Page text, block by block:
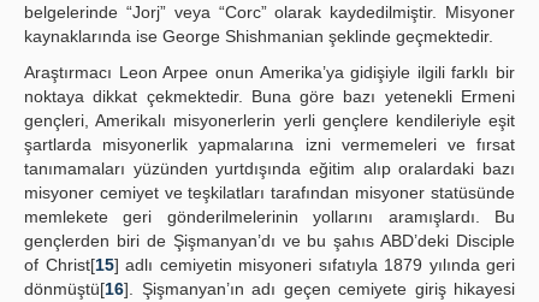
belgelerinde “Jorj” veya “Corc” olarak kaydedilmiştir. Misyoner
kaynaklarında ise George Shishmanian şeklinde geçmektedir.
Araştırmacı Leon Arpee onun Amerika’ya gidişiyle ilgili farklı bir
noktaya dikkat çekmektedir. Buna göre bazı yetenekli Ermeni
gençleri, Amerikalı misyonerlerin yerli gençlere kendileriyle eşit
şartlarda misyonerlik yapmalarına izni vermemeleri ve fırsat
tanımamaları yüzünden yurtdışında eğitim alıp oralardaki bazı
misyoner cemiyet ve teşkilatları tarafından misyoner statüsünde
memlekete geri gönderilmelerinin yollarını aramışlardı. Bu
gençlerden biri de Şişmanyan’dı ve bu şahıs ABD’deki Disciple
of Christ[15] adlı cemiyetin misyoneri sıfatıyla 1879 yılında geri
dönmüştü[16]. Şişmanyan’ın adı geçen cemiyete giriş hikayesi